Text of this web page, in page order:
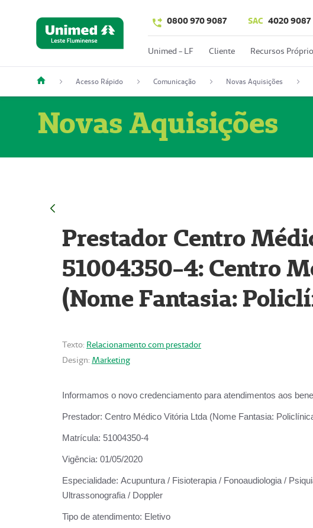
0800 970 9087 SAC 4020 9087
Unimed - LF Cliente Recursos
Acesso Rápido Comunicação Novas Aquisições
Novas Aquisições
Prestador Centro
51004350-4: Centro
(Nome Fantasia:
Texto: Relacionamento com prestador
Design: Marketing
Informamos o novo credenciamento para atendimentos aos
Prestador: Centro Médico Vitória Ltda (Nome Fantasia:
Matrícula: 51004350-4
Vigência: 01/05/2020
Especialidade: Acupuntura / Fisioterapia / Fonoaudiologia /
Ultrassonografia / Doppler
Tipo de atendimento: Eletivo